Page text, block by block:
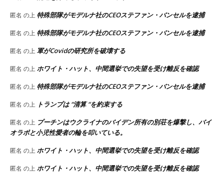
匿名 の上 特殊部隊がモデルナ社のCEOステファン・バンセルを逮捕
匿名 の上 特殊部隊がモデルナ社のCEOステファン・バンセルを逮捕
匿名 の上 軍がCovidの研究所を破壊する
匿名 の上 ホワイト・ハット、中間選挙での失望を受け離反を確認
匿名 の上 特殊部隊がモデルナ社のCEOステファン・バンセルを逮捕
匿名 の上 トランプは “清算 “を約束する
匿名 の上 プーチンはウクライナのバイデン所有の別荘を爆撃し、バイ
オラボと小児性愛者の輪を叩いている。
匿名 の上 ホワイト・ハット、中間選挙での失望を受け離反を確認
匿名 の上 ホワイト・ハット、中間選挙での失望を受け離反を確認